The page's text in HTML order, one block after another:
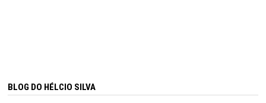
BLOG DO HÉLCIO SILVA